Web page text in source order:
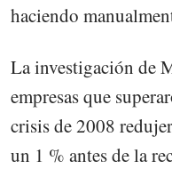
haciendo
La investigación de
empresas que
crisis de 2008
un 1 % antes de la